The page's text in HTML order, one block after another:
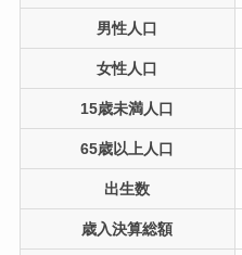
男性人口
女性人口
15歳未満人口
65歳以上人口
出生数
歳入決算総額